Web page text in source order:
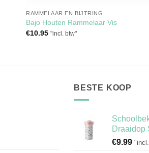
RAMMELAAR EN BIJTRING
Bajo Houten Rammelaar Vis
€10.95 "incl. btw"
BESTE KOOP
Draaidop
€9.99